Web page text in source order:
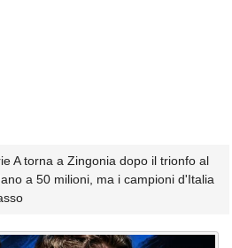
A torna a Zingonia dopo il trionfo al
a 50 milioni, ma i campioni d'Italia